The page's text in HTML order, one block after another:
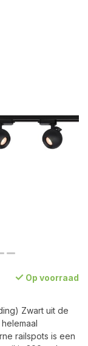
Op voorraad
Zwart uit de
railspots is een